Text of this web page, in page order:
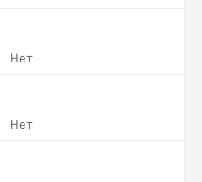
Нет
Нет